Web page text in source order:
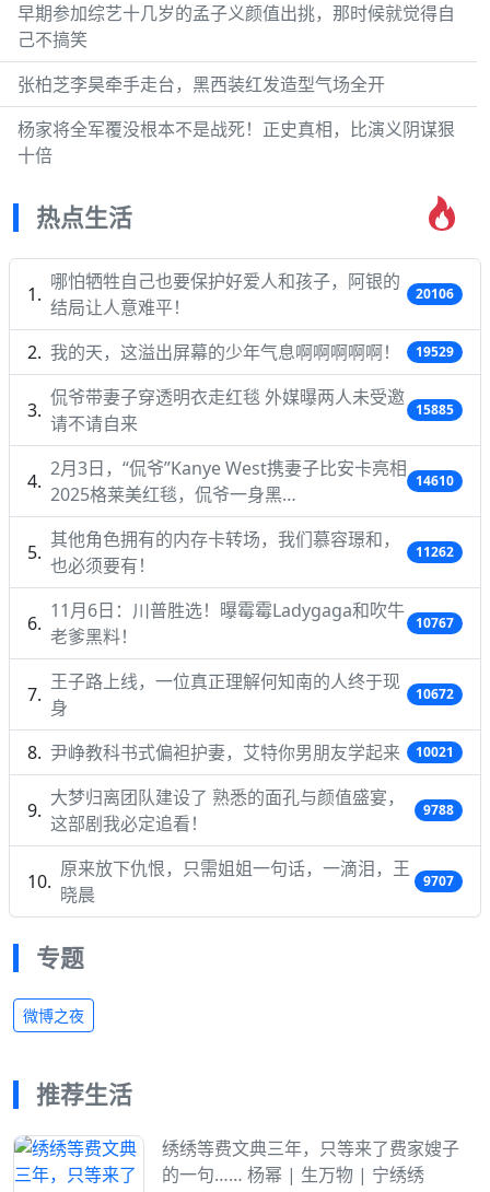
早期参加综艺十几岁的孟子义颜值出挑，那时候就觉得自
己不搞笑
张柏芝李昊牵手走台，黑西装红发造型气场全开
杨家将全军覆没根本不是战死！正史真相，比演义阴谋狠
十倍
热点生活
哪怕牺牲自己也要保护好爱人和孩子，阿银的
结局让人意难平！
20106
我的天，这溢出屏幕的少年气息啊啊啊啊啊！ 19529
侃爷带妻子穿透明衣走红毯 外媒曝两人未受邀
请不请自来
15885
2月3日，“侃爷”Kanye West携妻子比安卡亮相
2025格莱美红毯，侃爷一身黑…
14610
其他角色拥有的内存卡转场，我们慕容璟和，
也必须要有！
11262
11月6日：川普胜选！曝霉霉Ladygaga和吹牛
老爹黑料！
10767
王子路上线，一位真正理解何知南的人终于现
身
10672
尹峥教科书式偏袒护妻，艾特你男朋友学起来 10021
大梦归离团队建设了 熟悉的面孔与颜值盛宴，
这部剧我必定追看！
9788
原来放下仇恨，只需姐姐一句话，一滴泪，王
晓晨
9707
专题
微博之夜
推荐生活
绣绣等费文典三年，只等来了费家嫂子
的一句…… 杨幂 | 生万物 | 宁绣绣